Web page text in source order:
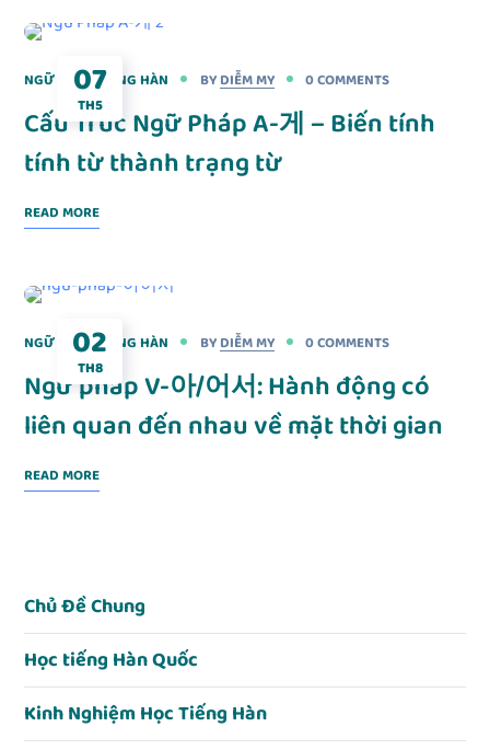
07
TH5
NGỮ PHÁP TIẾNG HÀN BY DIỄM MY 0 COMMENTS
Cấu Trúc Ngữ Pháp A-게 – Biến tính
tính từ thành trạng từ
READ MORE
02
TH8
NGỮ PHÁP TIẾNG HÀN BY DIỄM MY 0 COMMENTS
Ngữ pháp V-아/어서: Hành động có
liên quan đến nhau về mặt thời gian
READ MORE
Chủ Đề Chung
Học tiếng Hàn Quốc
Kinh Nghiệm Học Tiếng Hàn